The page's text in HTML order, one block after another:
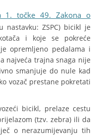
1. točke 49. Zakona o
nastavku: ZSPC) bicikl je
i koje se pokreće
opremljeno pedalama i
najveća trajna snaga nije
smanjuje do nule kad
vozač prestane pokretati
bicikl, prelaze cestu
(tzv. zebra) ili da
o nerazumijevanju tih